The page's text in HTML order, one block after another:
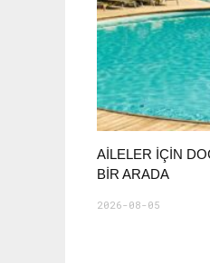
AILELER İÇIN
BIR ARADA
2026-08-05